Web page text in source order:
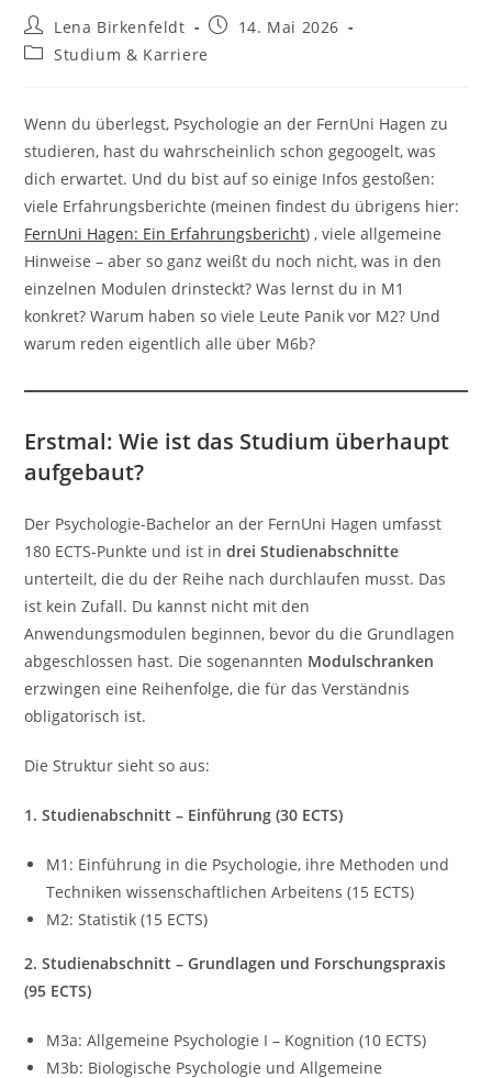
Beitrags-
Autor:
Lena Birkenfeldt
Beitrag14. Mai 2026
Beitrags-
Studium & Karriere
Wenn du überlegst, Psychologie an der FernUni Hagen zu
studieren, hast du wahrscheinlich schon gegoogelt, was
dich erwartet. Und du bist auf so einige Infos gestoßen:
viele Erfahrungsberichte (meinen findest du übrigens hier:
FernUni Hagen: Ein Erfahrungsbericht) , viele allgemeine
Hinweise – aber so ganz weißt du noch nicht, was in den
einzelnen Modulen drinsteckt? Was lernst du in M1
konkret? Warum haben so viele Leute Panik vor M2? Und
warum reden eigentlich alle über M6b?
Erstmal: Wie ist das Studium überhaupt
aufgebaut?
Der Psychologie-Bachelor an der FernUni Hagen umfasst
180 ECTS-Punkte und ist indrei Studienabschnitte
unterteilt, die du der Reihe nach durchlaufen musst. Das
ist kein Zufall. Du kannst nicht mit den
Anwendungsmodulen beginnen, bevor du die Grundlagen
abgeschlossen hast. Die sogenannten Modulschranken
erzwingen eine Reihenfolge, die für das Verständnis
obligatorisch ist.
Die Struktur sieht so aus:
1. Studienabschnitt – Einführung (30 ECTS)
M1: Einführung in die Psychologie, ihre Methoden und
Techniken wissenschaftlichen Arbeitens (15 ECTS)
M2: Statistik (15 ECTS)
2. Studienabschnitt – Grundlagen und Forschungspraxis
(95 ECTS)
M3a: Allgemeine Psychologie I – Kognition (10 ECTS)
M3b: Biologische Psychologie und Allgemeine